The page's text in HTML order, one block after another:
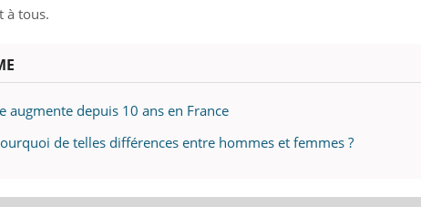
à tous.
augmente depuis 10 ans en France
de telles différences entre hommes et femmes ?